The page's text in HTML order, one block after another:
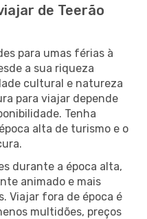
de Teerão
para umas férias à
a sua riqueza
cultural e natureza
para viajar depende
Tenha
alta de turismo e o
durante a época alta,
animado e mais
Viajar fora de época é
multidões, preços